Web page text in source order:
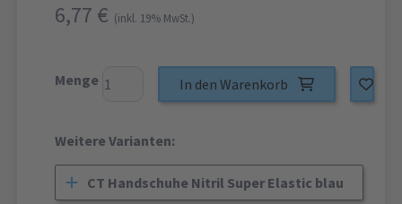
6,77 € (inkl. 19% MwSt.)
Menge In den Warenkorb
Weitere Varianten:
CT Handschuhe Nitril Super Elastic blau